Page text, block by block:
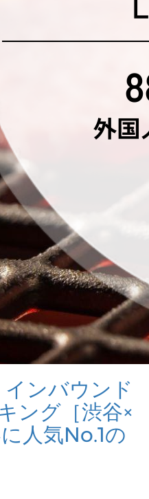
インバウンド
ング［渋谷×
人気No.1の